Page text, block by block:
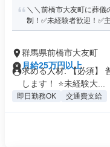
＼＼前橋市大友町に葬
制！✅未経験者歓迎！✅
群馬県前橋市大友町
月給25万円以上
求める人材: 【必須】
します！ ⭐未経験大...
即日勤務OK 交通費支給